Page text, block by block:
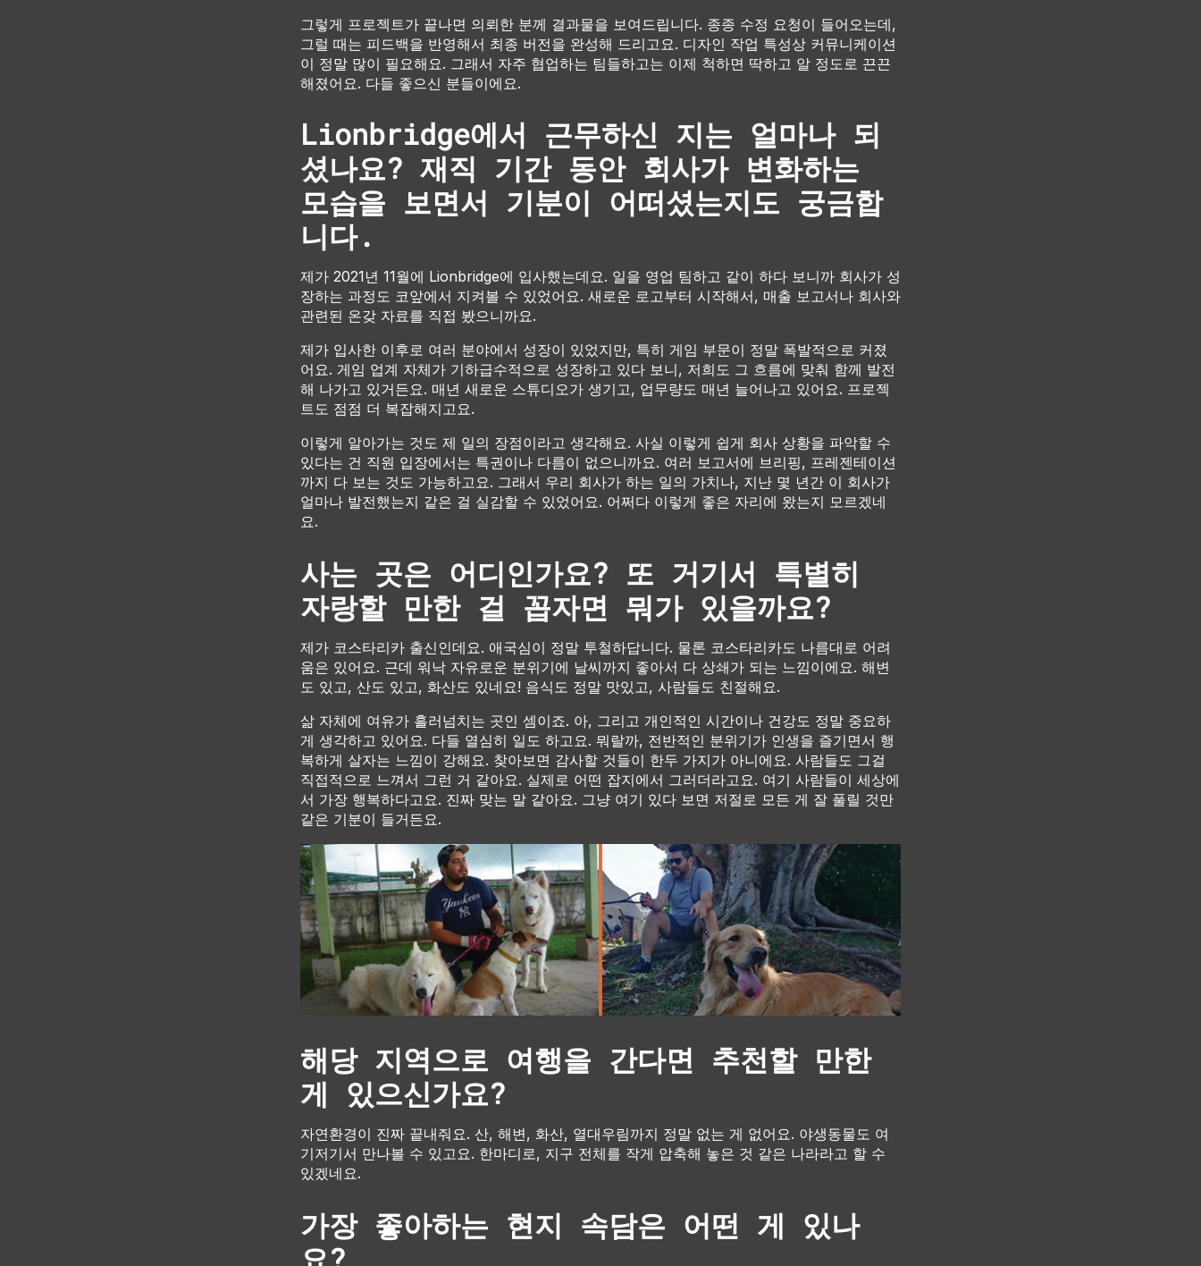
그렇게 프로젝트가 끝나면 의뢰한 분께 결과물을 보여드립니다. 종종 수정 요청이 들어오는데,
그럴 때는 피드백을 반영해서 최종 버전을 완성해 드리고요. 디자인 작업 특성상 커뮤니케이션
이 정말 많이 필요해요. 그래서 자주 협업하는 팀들하고는 이제 척하면 딱하고 알 정도로 끈끈
해졌어요. 다들 좋으신 분들이에요.
Lionbridge에서 근무하신 지는 얼마나 되
셨나요? 재직 기간 동안 회사가 변화하는
모습을 보면서 기분이 어떠셨는지도 궁금합
니다.
제가 2021년 11월에 Lionbridge에 입사했는데요. 일을 영업 팀하고 같이 하다 보니까 회사가 성
장하는 과정도 코앞에서 지켜볼 수 있었어요. 새로운 로고부터 시작해서, 매출 보고서나 회사와
관련된 온갖 자료를 직접 봤으니까요.
제가 입사한 이후로 여러 분야에서 성장이 있었지만, 특히 게임 부문이 정말 폭발적으로 커졌
어요. 게임 업계 자체가 기하급수적으로 성장하고 있다 보니, 저희도 그 흐름에 맞춰 함께 발전
해 나가고 있거든요. 매년 새로운 스튜디오가 생기고, 업무량도 매년 늘어나고 있어요. 프로젝
트도 점점 더 복잡해지고요.
이렇게 알아가는 것도 제 일의 장점이라고 생각해요. 사실 이렇게 쉽게 회사 상황을 파악할 수
있다는 건 직원 입장에서는 특권이나 다름이 없으니까요. 여러 보고서에 브리핑, 프레젠테이션
까지 다 보는 것도 가능하고요. 그래서 우리 회사가 하는 일의 가치나, 지난 몇 년간 이 회사가
얼마나 발전했는지 같은 걸 실감할 수 있었어요. 어쩌다 이렇게 좋은 자리에 왔는지 모르겠네
요.
사는 곳은 어디인가요? 또 거기서 특별히
자랑할 만한 걸 꼽자면 뭐가 있을까요?
제가 코스타리카 출신인데요. 애국심이 정말 투철하답니다. 물론 코스타리카도 나름대로 어려
움은 있어요. 근데 워낙 자유로운 분위기에 날씨까지 좋아서 다 상쇄가 되는 느낌이에요. 해변
도 있고, 산도 있고, 화산도 있네요! 음식도 정말 맛있고, 사람들도 친절해요.
삶 자체에 여유가 흘러넘치는 곳인 셈이죠. 아, 그리고 개인적인 시간이나 건강도 정말 중요하
게 생각하고 있어요. 다들 열심히 일도 하고요. 뭐랄까, 전반적인 분위기가 인생을 즐기면서 행
복하게 살자는 느낌이 강해요. 찾아보면 감사할 것들이 한두 가지가 아니에요. 사람들도 그걸
직접적으로 느껴서 그런 거 같아요. 실제로 어떤 잡지에서 그러더라고요. 여기 사람들이 세상에
서 가장 행복하다고요. 진짜 맞는 말 같아요. 그냥 여기 있다 보면 저절로 모든 게 잘 풀릴 것만
같은 기분이 들거든요.
해당 지역으로 여행을 간다면 추천할 만한
게 있으신가요?
자연환경이 진짜 끝내줘요. 산, 해변, 화산, 열대우림까지 정말 없는 게 없어요. 야생동물도 여
기저기서 만나볼 수 있고요. 한마디로, 지구 전체를 작게 압축해 놓은 것 같은 나라라고 할 수
있겠네요.
가장 좋아하는 현지 속담은 어떤 게 있나